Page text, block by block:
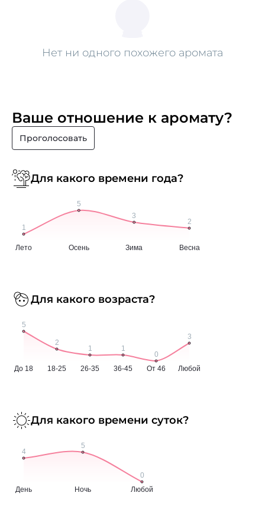
Нет ни одного похожего аромата
Ваше отношение к аромату?
Проголосовать
Для какого времени года?
Для какого возраста?
Для какого времени суток?